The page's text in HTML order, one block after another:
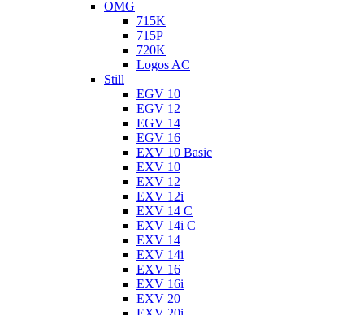
OMG
715K
715P
720K
Logos AC
Still
EGV 10
EGV 12
EGV 14
EGV 16
EXV 10 Basic
EXV 10
EXV 12
EXV 12i
EXV 14 C
EXV 14i C
EXV 14
EXV 14i
EXV 16
EXV 16i
EXV 20